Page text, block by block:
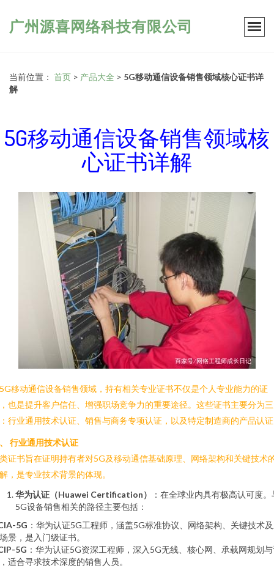
广州源喜网络科技有限公司
当前位置： 首页 > 产品大全 > 5G移动通信设备销售领域核心证书详
解
5G移动通信设备销售领域核
心证书详解
移动通信设备销售领域，持有相关专业证书不仅是个人专业能力的证
也是提升客户信任、增强职场竞争力的重要途径。这些证书主要分为
行业通用技术认证、销售与商务专项认证，以及特定制造商的产品认
行业通用技术认证
证书旨在证明持有者对5G及移动通信基础原理、网络架构和关键技术
，是专业技术背景的体现。
华为认证（Huawei Certification）
：在全球业内具有极高认可度。
5G设备销售相关的路径主要包括：
5G ：华为认证5G工程师，涵盖5G标准协议、网络架构、关键技术
景，是入门级证书。
5G ：华为认证5G资深工程师，深入5G无线、核心网、承载网规划
适合寻求技术深度的销售人员。